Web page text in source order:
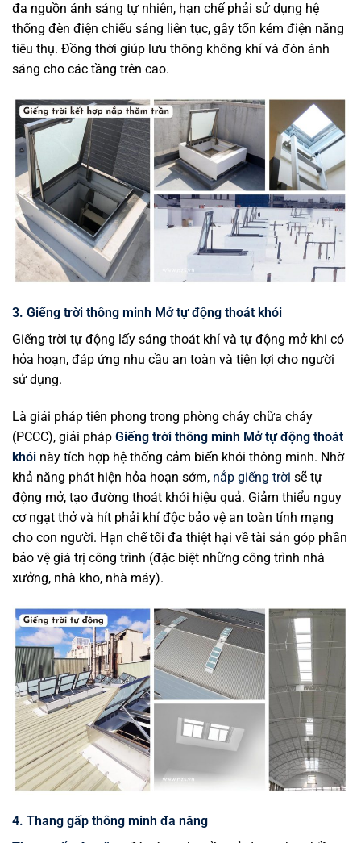
đa nguồn ánh sáng tự nhiên, hạn chế phải sử dụng hệ
thống đèn điện chiếu sáng liên tục, gây tốn kém điện năng
tiêu thụ. Đồng thời giúp lưu thông không khí và đón ánh
sáng cho các tầng trên cao.
3. Giếng trời thông minh Mở tự động thoát khói
Giếng trời tự động lấy sáng thoát khí và tự động mở khi có
hỏa hoạn, đáp ứng nhu cầu an toàn và tiện lợi cho người
sử dụng.
Là giải pháp tiên phong trong phòng cháy chữa cháy
(PCCC), giải pháp Giếng trời thông minh Mở tự động thoát
khói này tích hợp hệ thống cảm biến khói thông minh. Nhờ
khả năng phát hiện hỏa hoạn sớm, nắp giếng trời sẽ tự
động mở, tạo đường thoát khói hiệu quả. Giảm thiểu nguy
cơ ngạt thở và hít phải khí độc bảo vệ an toàn tính mạng
cho con người. Hạn chế tối đa thiệt hại về tài sản góp phần
bảo vệ giá trị công trình (đặc biệt những công trình nhà
xưởng, nhà kho, nhà máy).
4. Thang gấp thông minh đa năng